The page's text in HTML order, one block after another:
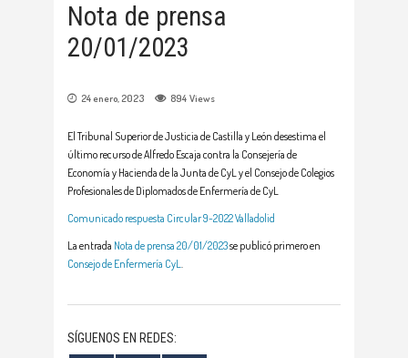
Nota de prensa
20/01/2023
24 enero, 2023 894 Views
El Tribunal Superior de Justicia de Castilla y León desestima el
último recurso de Alfredo Escaja contra la Consejería de
Economía y Hacienda de la Junta de CyL y el Consejo de Colegios
Profesionales de Diplomados de Enfermería de CyL
Comunicado respuesta Circular 9-2022 Valladolid
La entrada Nota de prensa 20/01/2023se publicó primero en
Consejo de Enfermería CyL.
SÍGUENOS EN REDES: